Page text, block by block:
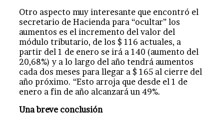
Otro aspecto muy interesante que encontró el
secretario de Hacienda para “ocultar” los
aumentos es el incremento del valor del
módulo tributario, de los $ 116 actuales, a
partir del 1 de enero se irá a 140 (aumento del
20,68%) y a lo largo del año tendrá aumentos
cada dos meses para llegar a $ 165 al cierre del
año próximo. “Esto arroja que desde el 1 de
enero a fin de año alcanzará un 49%.
Una breve conclusión